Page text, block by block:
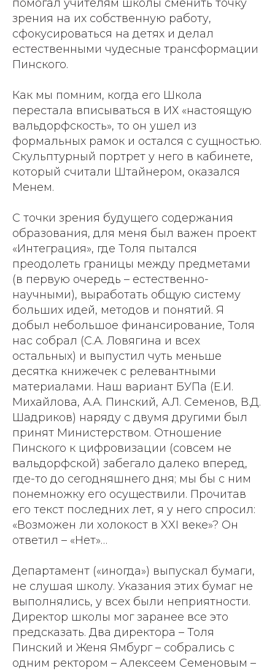
помогал учителям школы сменить точку
зрения на их собственную работу,
сфокусироваться на детях и делал
естественными чудесные трансформации
Пинского.
Как мы помним, когда его Школа
перестала вписываться в ИХ «настоящую
вальдорфскость», то он ушел из
формальных рамок и остался с сущностью.
Скульптурный портрет у него в кабинете,
который считали Штайнером, оказался
Менем.
С точки зрения будущего содержания
образования, для меня был важен проект
«Интеграция», где Толя пытался
преодолеть границы между предметами
(в первую очередь – естественно-
научными), выработать общую систему
больших идей, методов и понятий. Я
добыл небольшое финансирование, Толя
нас собрал (С.А. Ловягина и всех
остальных) и выпустил чуть меньше
десятка книжечек с релевантными
материалами. Наш вариант БУПа (Е.И.
Михайлова, А.А. Пинский, А.Л. Семенов, В.Д.
Шадриков) наряду с двумя другими был
принят Министерством. Отношение
Пинского к цифровизации (совсем не
вальдорфской) забегало далеко вперед,
где-то до сегодняшнего дня; мы бы с ним
понемножку его осуществили. Прочитав
его текст последних лет, я у него спросил:
«Возможен ли холокост в XXI веке»? Он
ответил – «Нет»…
Департамент («иногда») выпускал бумаги,
не слушая школу. Указания этих бумаг не
выполнялись, у всех были неприятности.
Директор школы мог заранее все это
предсказать. Два директора – Толя
Пинский и Женя Ямбург – собрались с
одним ректором – Алексеем Семеновым –